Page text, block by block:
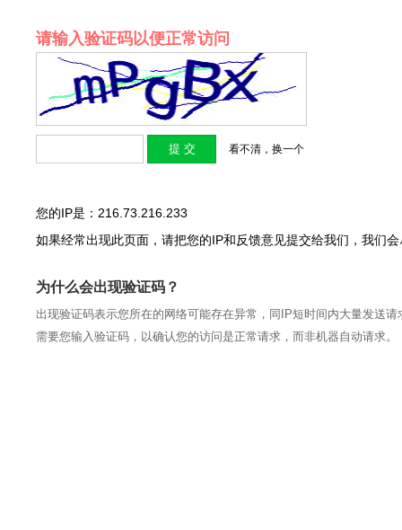
请输入验证码以便正常访问
看不清，换一个
您的IP是：216.73.216.233
如果经常出现此页面，请把您的IP和反馈意见提交给我们，我们
为什么会出现验证码？
出现验证码表示您所在的网络可能存在异常，同IP短时间内大量发送
需要您输入验证码，以确认您的访问是正常请求，而非机器自动请求。